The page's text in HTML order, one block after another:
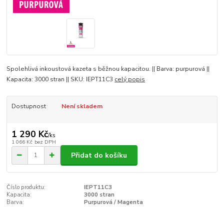
Spolehlivá inkoustová kazeta s běžnou kapacitou. || Barva: purpurová ||
Kapacita: 3000 stran || SKU: IEPT11C3 celý popis
Dostupnost Není skladem
1 290 Kč/ks
1 066 Kč bez DPH
Přidat do košíku
Číslo produktu:
IEPT11C3
Kapacita:
3000 stran
Barva:
Purpurová / Magenta